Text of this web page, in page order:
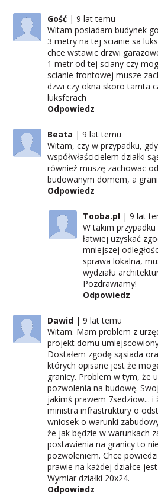
Gość
9 lat temu
Witam posiadam budynek
3 metry na tej scianie sa
chce wstawic drzwi
1 metr od tej sciany czy
scianie frontowej musze
dzwi czy okna skoro tamta
luksferach
Odpowiedz
Beata
9 lat temu
Witam, czy w przypadku,
współwłaścicielem działki
również muszę zachowac
budowanym domem, a
Odpowiedz
Tooba.pl
9 lat
W takim
łatwiej uzyskać
mniejszej
sprawa lokalna,
wydziału
Pozdrawiamy!
Odpowiedz
Dawid
9 lat temu
Witam. Mam problem z
projekt domu
Dostałem zgodę sąsiada
których opisane jest że
granicy. Problem w tym, że
pozwolenia na budowę.
jakimś prawem 7sedziow... i
ministra infrastruktury o
wniosek o warunki
że jak będzie w warunkach
postawienia na granicy to
pozwoleniem. Chce
prawie na każdej działce
Wymiar działki 20x24.
Odpowiedz